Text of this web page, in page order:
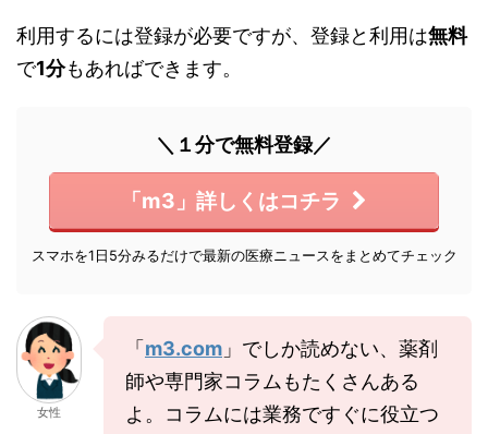
利用するには登録が必要ですが、登録と利用は無料
で1分もあればできます。
＼１分で無料登録／
「m3」詳しくはコチラ
スマホを1日5分みるだけで最新の医療ニュースをまとめてチェック
女性
「 m3.com 」でしか読めない、薬剤
師や専門家コラムもたくさんある
よ。コラムには業務ですぐに役立つ